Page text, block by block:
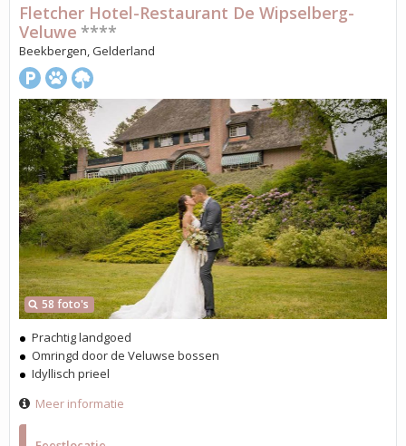
58 foto's
Fletcher Hotel-Restaurant De Wipselberg-
Veluwe ****
Beekbergen, Gelderland
Prachtig landgoed
Omringd door de Veluwse bossen
Idyllisch prieel
Meer informatie